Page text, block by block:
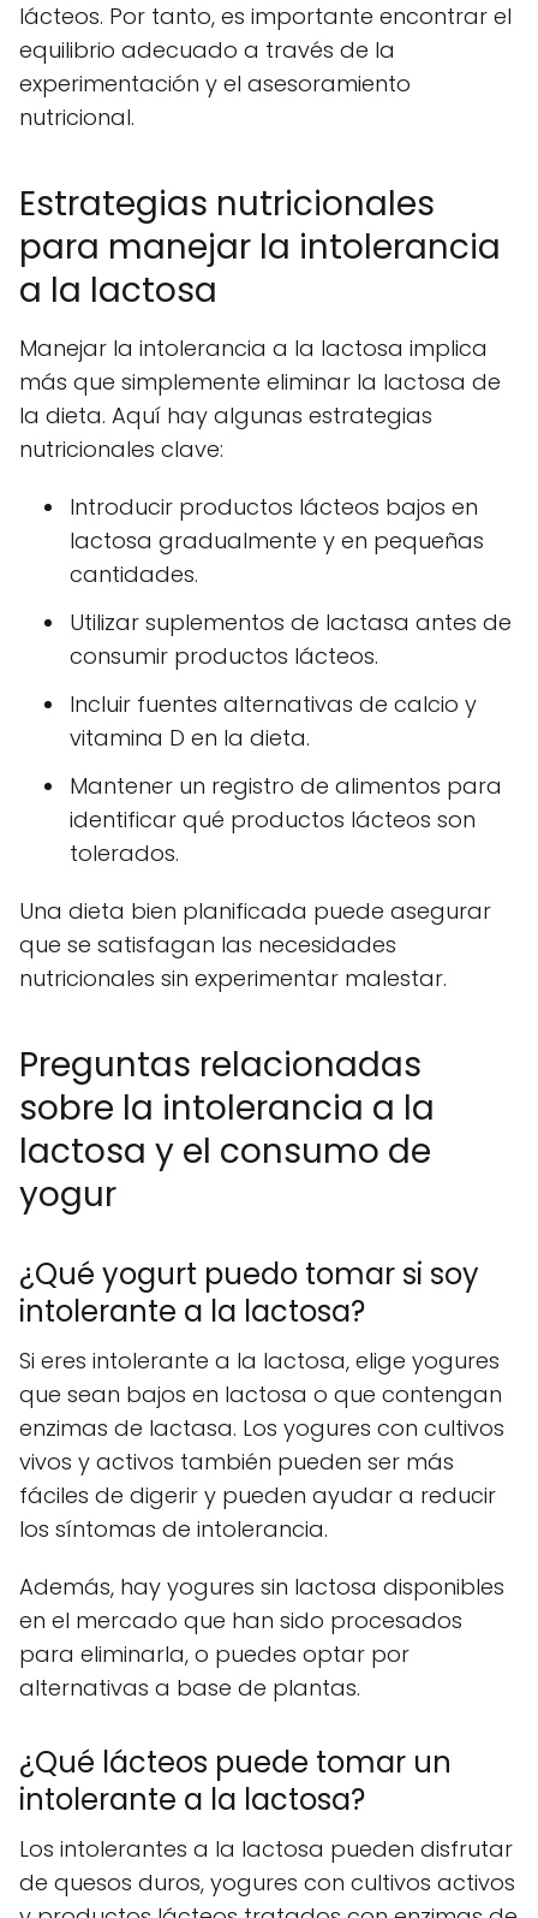
lácteos. Por tanto, es importante encontrar el
equilibrio adecuado a través de la
experimentación y el asesoramiento
nutricional.
Estrategias nutricionales
para manejar la intolerancia
a la lactosa
Manejar la intolerancia a la lactosa implica
más que simplemente eliminar la lactosa de
la dieta. Aquí hay algunas estrategias
nutricionales clave:
Introducir productos lácteos bajos en
lactosa gradualmente y en pequeñas
cantidades.
Utilizar suplementos de lactasa antes de
consumir productos lácteos.
Incluir fuentes alternativas de calcio y
vitamina D en la dieta.
Mantener un registro de alimentos para
identificar qué productos lácteos son
tolerados.
Una dieta bien planificada puede asegurar
que se satisfagan las necesidades
nutricionales sin experimentar malestar.
Preguntas relacionadas
sobre la intolerancia a la
lactosa y el consumo de
yogur
¿Qué yogurt puedo tomar si soy
intolerante a la lactosa?
Si eres intolerante a la lactosa, elige yogures
que sean bajos en lactosa o que contengan
enzimas de lactasa. Los yogures con cultivos
vivos y activos también pueden ser más
fáciles de digerir y pueden ayudar a reducir
los síntomas de intolerancia.
Además, hay yogures sin lactosa disponibles
en el mercado que han sido procesados
para eliminarla, o puedes optar por
alternativas a base de plantas.
¿Qué lácteos puede tomar un
intolerante a la lactosa?
Los intolerantes a la lactosa pueden disfrutar
de quesos duros, yogures con cultivos activos